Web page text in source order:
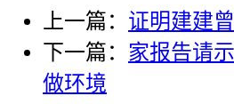
上一篇： 证明建建
下一篇： 家报告请
做环境